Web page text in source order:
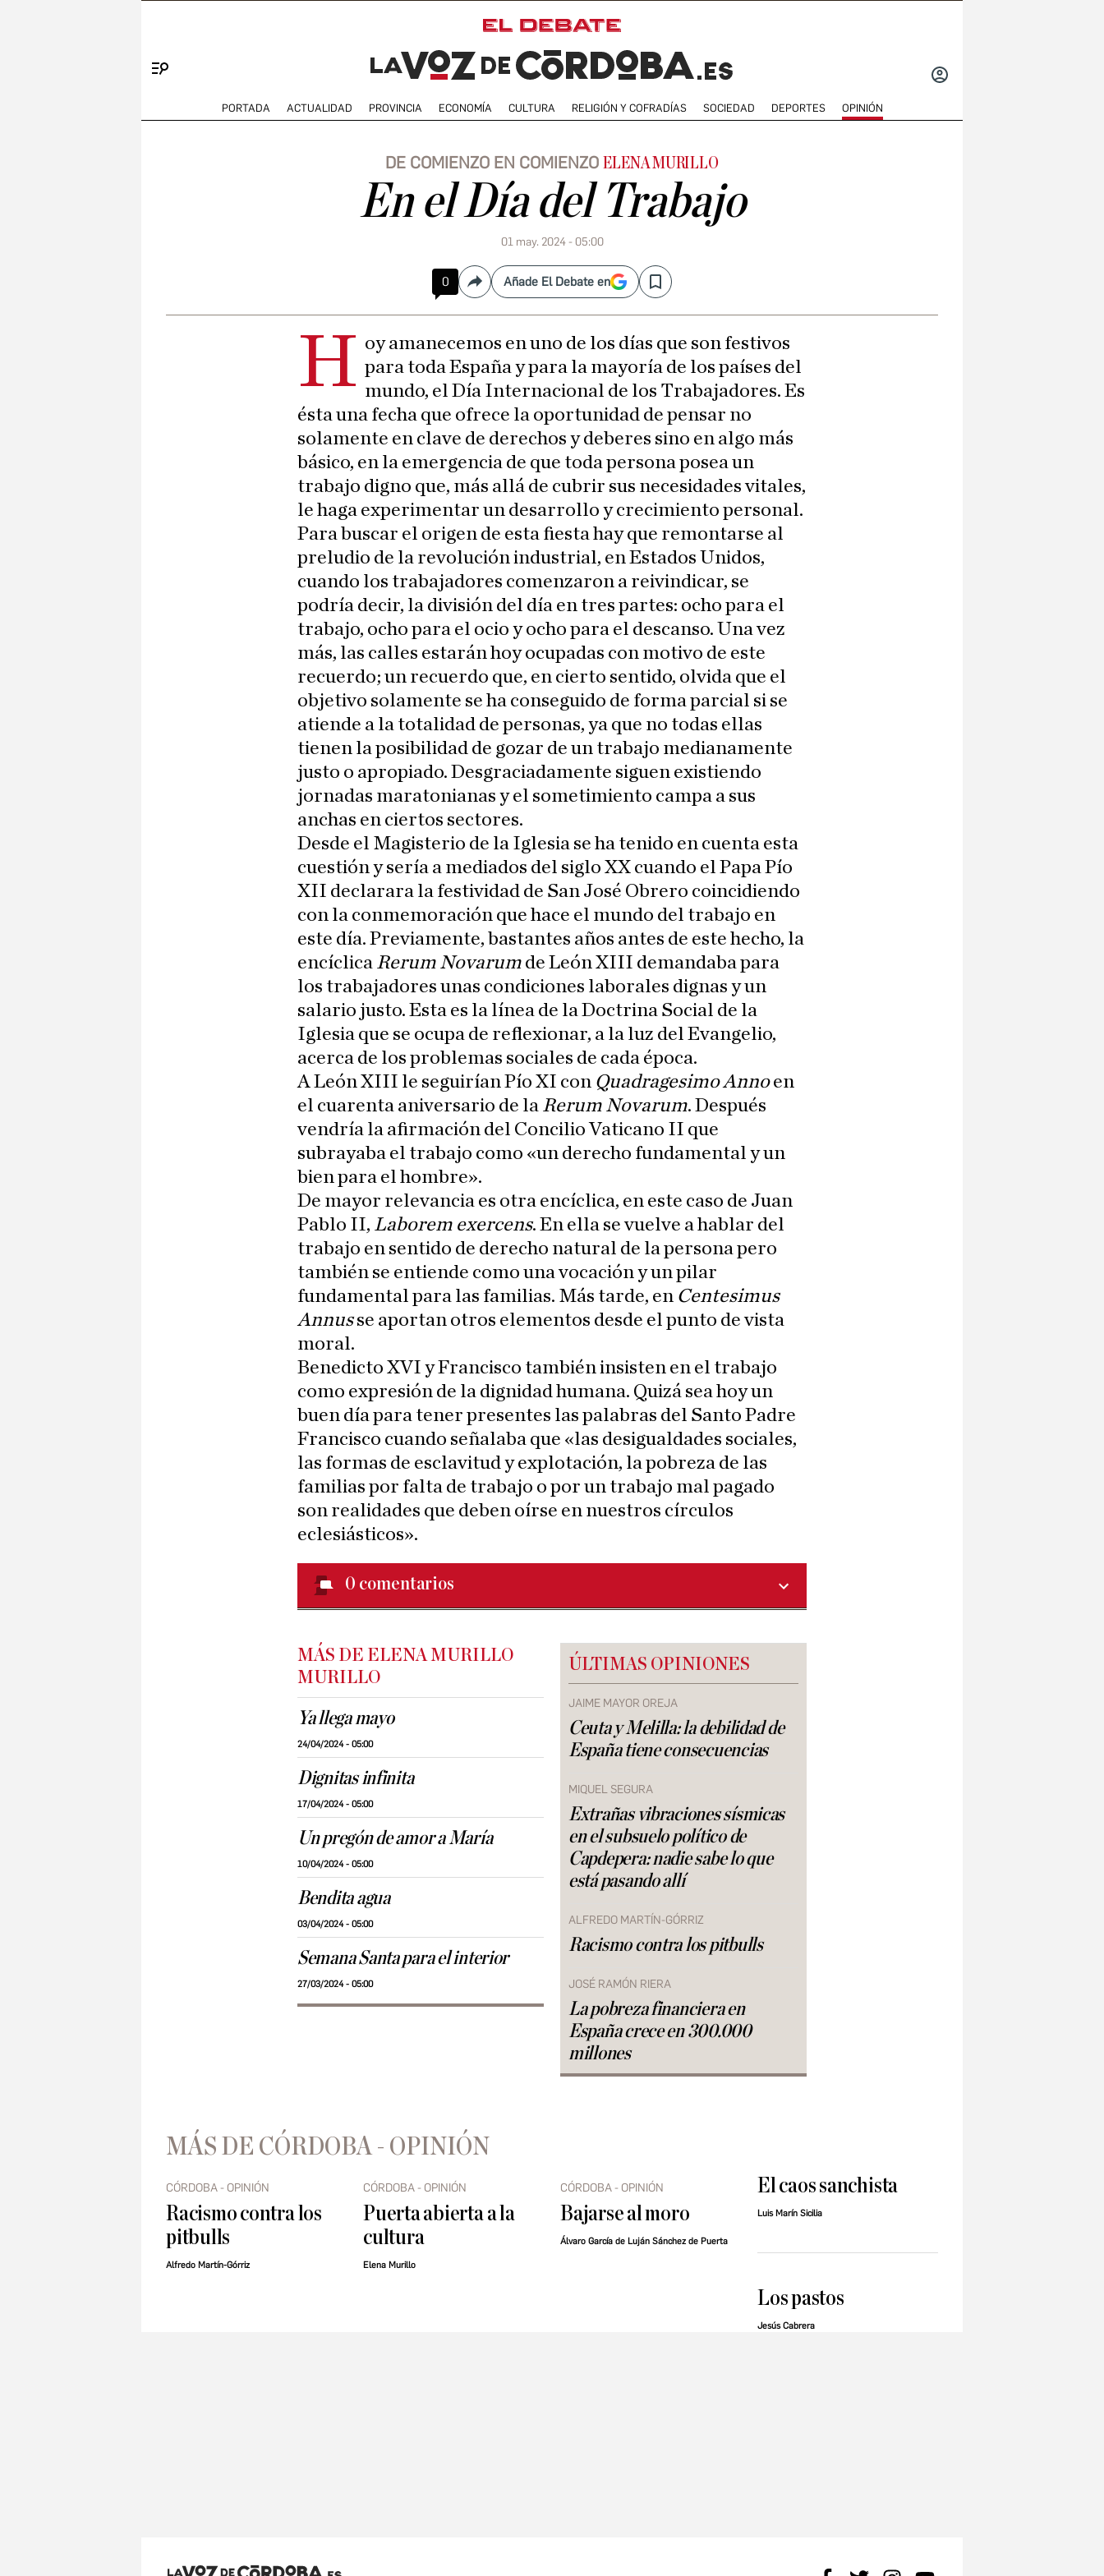
PORTADA ACTUALIDAD PROVINCIA ECONOMÍA CULTURA RELIGIÓN Y COFRADÍAS SOCIEDAD DEPORTES OPINIÓN
DE COMIENZO EN COMIENZO ELENA MURILLO
En el Día del Trabajo
01 may. 2024 - 05:00
0 CompartirAñade El Debate en Save
H oy amanecemos en uno de los días que son festivos
para toda España y para la mayoría de los países del
mundo, el Día Internacional de los Trabajadores. Es
ésta una fecha que ofrece la oportunidad de pensar no
solamente en clave de derechos y deberes sino en algo más
básico, en la emergencia de que toda persona posea un
trabajo digno que, más allá de cubrir sus necesidades vitales,
le haga experimentar un desarrollo y crecimiento personal.
Para buscar el origen de esta fiesta hay que remontarse al
preludio de la revolución industrial, en Estados Unidos,
cuando los trabajadores comenzaron a reivindicar, se
podría decir, la división del día en tres partes: ocho para el
trabajo, ocho para el ocio y ocho para el descanso. Una vez
más, las calles estarán hoy ocupadas con motivo de este
recuerdo; un recuerdo que, en cierto sentido, olvida que el
objetivo solamente se ha conseguido de forma parcial si se
atiende a la totalidad de personas, ya que no todas ellas
tienen la posibilidad de gozar de un trabajo medianamente
justo o apropiado. Desgraciadamente siguen existiendo
jornadas maratonianas y el sometimiento campa a sus
anchas en ciertos sectores.
Desde el Magisterio de la Iglesia se ha tenido en cuenta esta
cuestión y sería a mediados del siglo XX cuando el Papa Pío
XII declarara la festividad de San José Obrero coincidiendo
con la conmemoración que hace el mundo del trabajo en
este día. Previamente, bastantes años antes de este hecho, la
encíclica Rerum Novarum de León XIII demandaba para
los trabajadores unas condiciones laborales dignas y un
salario justo. Esta es la línea de la Doctrina Social de la
Iglesia que se ocupa de reflexionar, a la luz del Evangelio,
acerca de los problemas sociales de cada época.
A León XIII le seguirían Pío XI con Quadragesimo Annoen
el cuarenta aniversario de la Rerum Novarum. Después
vendría la afirmación del Concilio Vaticano II que
subrayaba el trabajo como «un derecho fundamental y un
bien para el hombre».
De mayor relevancia es otra encíclica, en este caso de Juan
Pablo II, Laborem exercens. En ella se vuelve a hablar del
trabajo en sentido de derecho natural de la persona pero
también se entiende como una vocación y un pilar
fundamental para las familias. Más tarde, en Centesimus
Annusse aportan otros elementos desde el punto de vista
moral.
Benedicto XVI y Francisco también insisten en el trabajo
como expresión de la dignidad humana. Quizá sea hoy un
buen día para tener presentes las palabras del Santo Padre
Francisco cuando señalaba que «las desigualdades sociales,
las formas de esclavitud y explotación, la pobreza de las
familias por falta de trabajo o por un trabajo mal pagado
son realidades que deben oírse en nuestros círculos
eclesiásticos».
0 comentarios
MÁS DE ELENA MURILLO
MURILLO
Ya llega mayo
24/04/2024 - 05:00
Dignitas infinita
17/04/2024 - 05:00
Un pregón de amor a María
10/04/2024 - 05:00
Bendita agua
03/04/2024 - 05:00
Semana Santa para el interior
27/03/2024 - 05:00
ÚLTIMAS OPINIONES
JAIME MAYOR OREJA
Ceuta y Melilla: la debilidad de
España tiene consecuencias
MIQUEL SEGURA
Extrañas vibraciones sísmicas
en el subsuelo político de
Capdepera: nadie sabe lo que
está pasando allí
ALFREDO MARTÍN-GÓRRIZ
Racismo contra los pitbulls
JOSÉ RAMÓN RIERA
La pobreza financiera en
España crece en 300.000
millones
MÁS DE CÓRDOBA - OPINIÓN
CÓRDOBA - OPINIÓN
Racismo contra los
pitbulls
Alfredo Martín-Górriz
CÓRDOBA - OPINIÓN
Puerta abierta a la
cultura
Elena Murillo
CÓRDOBA - OPINIÓN
Bajarse al moro
Álvaro García de Luján Sánchez de Puerta
El caos sanchista
Luis Marín Sicilia
Los pastos
Jesús Cabrera